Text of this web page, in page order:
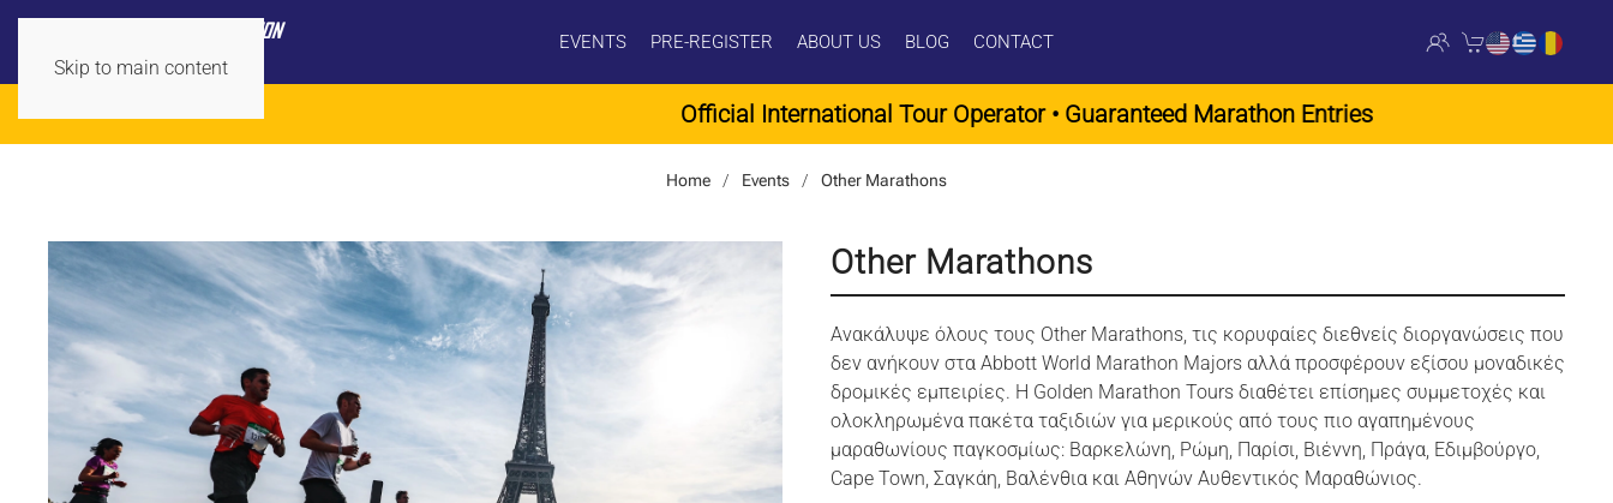
Skip to main content
EVENTS PRE-REGISTER ABOUT US BLOG CONTACT
Official International Tour Operator • Guaranteed Marathon Entries
Home Events Other Marathons
Other Marathons
Ανακάλυψε όλους τους Other Marathons, τις κορυφαίες διεθνείς διοργανώσεις που
δεν ανήκουν στα Abbott World Marathon Majors αλλά προσφέρουν εξίσου μοναδικές
δρομικές εμπειρίες. Η Golden Marathon Tours διαθέτει επίσημες συμμετοχές και
ολοκληρωμένα πακέτα ταξιδιών για μερικούς από τους πιο αγαπημένους
μαραθωνίους παγκοσμίως: Βαρκελώνη, Ρώμη, Παρίσι, Βιέννη, Πράγα, Εδιμβούργο,
Cape Town, Σαγκάη, Βαλένθια και Αθηνών Αυθεντικός Μαραθώνιος.